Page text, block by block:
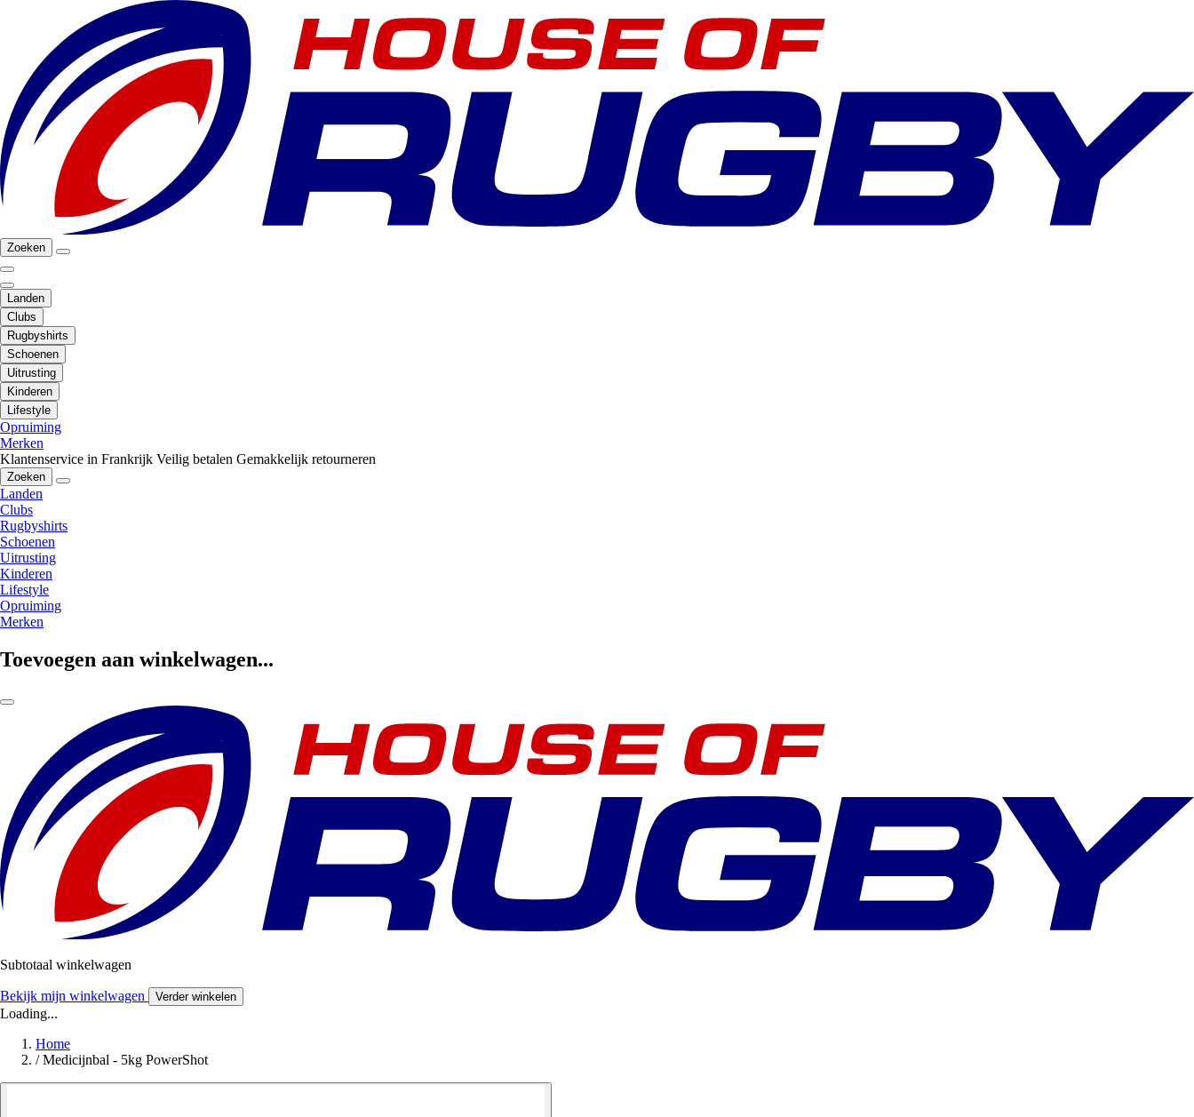
Zoeken
Landen
Clubs
Rugbyshirts
Schoenen
Uitrusting
Kinderen
Lifestyle
Opruiming
Merken
Klantenservice in Frankrijk Veilig betalen Gemakkelijk retourneren
Zoeken
Landen
Clubs
Rugbyshirts
Schoenen
Uitrusting
Kinderen
Lifestyle
Opruiming
Merken
Toevoegen aan winkelwagen...
Subtotaal winkelwagen
Bekijk mijn winkelwagen Verder winkelen
Loading...
Home
/ Medicijnbal - 5kg PowerShot